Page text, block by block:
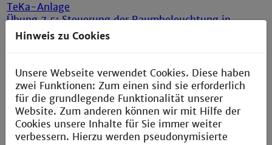
TeKa-Anlage
Übung 7.5: Steuerung der Raumbeleuchtung in
Gebäuden
Speicherprogrammierbare Steuerungen für die
Hinweis zu Cookies
Unsere Webseite verwendet Cookies. Diese haben
zwei Funktionen: Zum einen sind sie erforderlich
für die grundlegende Funktionalität unserer
Website. Zum anderen können wir mit Hilfe der
Cookies unsere Inhalte für Sie immer weiter
verbessern. Hierzu werden pseudonymisierte